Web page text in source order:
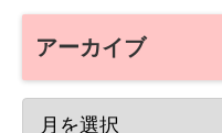
アーカイブ